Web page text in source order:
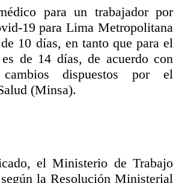
para un trabajador por
19 para Lima Metropolitana
10 días, en tanto que para el
de 14 días, de acuerdo con
dispuestos por el
(Minsa).
el Ministerio de Trabajo
la Resolución Ministerial